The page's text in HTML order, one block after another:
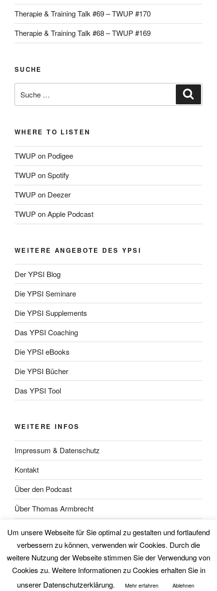
Therapie & Training Talk #69 – TWUP #170
Therapie & Training Talk #68 – TWUP #169
SUCHE
nach:
WHERE TO LISTEN
TWUP on Podigee
TWUP on Spotify
TWUP on Deezer
TWUP on Apple Podcast
WEITERE ANGEBOTE DES YPSI
Der YPSI Blog
Die YPSI Seminare
Die YPSI Supplements
Das YPSI Coaching
Die YPSI eBooks
Die YPSI Bücher
Das YPSI Tool
WEITERE INFOS
Impressum & Datenschutz
Kontakt
Über den Podcast
Über Thomas Armbrecht
Über Wolfgang Unsöld
Um unsere Webseite für Sie optimal zu gestalten und fortlaufend
verbessern zu können, verwenden wir Cookies. Durch die
weitere Nutzung der Webseite stimmen Sie der Verwendung von
Cookies zu. Weitere Informationen zu Cookies erhalten Sie in
unserer Datenschutzerklärung.
Mehr erfahren Ablehnen